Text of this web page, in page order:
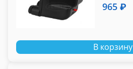
965 ₽
В корзину